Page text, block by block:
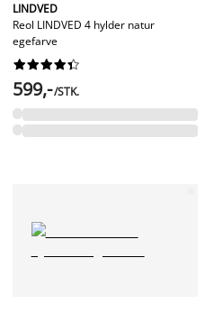
LINDVED
Reol LINDVED 4 hylder natur
egefarve






599,-/STK.